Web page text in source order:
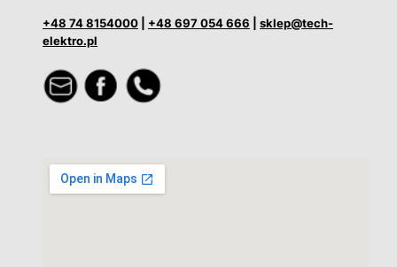
+48 74 8154000 +48 697 054 666
sklep@tech-
elektro.pl